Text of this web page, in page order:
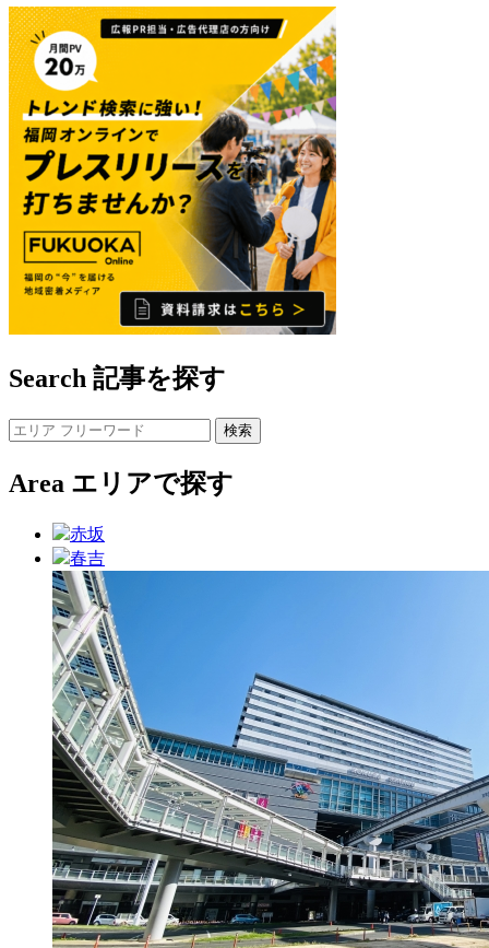
Search 記事を探す
Area エリアで探す
赤坂
春吉